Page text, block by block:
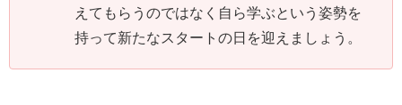
えてもらうのではなく自ら学ぶという姿勢を
持って新たなスタートの日を迎えましょう。